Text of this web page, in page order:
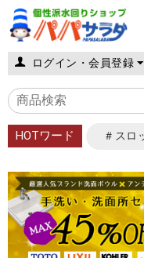
ログイン・会員登録
HOTワード ＃スロ